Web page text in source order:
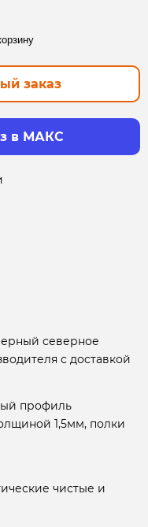
заказ
в МАКС
северное
с доставкой
профиль
1,5мм, полки
чистые и